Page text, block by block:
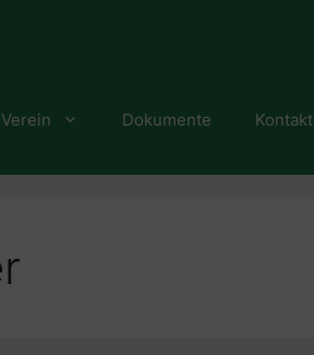
Verein Dokumente Kontakt